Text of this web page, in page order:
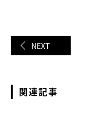
NEXT
関連記事